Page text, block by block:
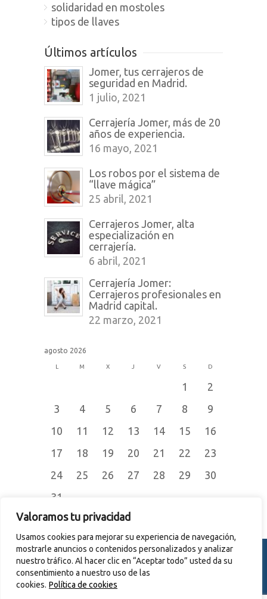
Valoramos tu privacidad
Usamos cookies para mejorar su experiencia de navegación,
mostrarle anuncios o contenidos personalizados y analizar
nuestro tráfico. Al hacer clic en “Aceptar todo” usted da su
consentimiento a nuestro uso de las
cookies. Política de cookies
solidaridad en mostoles
tipos de llaves
Últimos artículos
Jomer, tus cerrajeros de
seguridad en Madrid.
1 julio, 2021
Cerrajería Jomer, más de 20
años de experiencia.
16 mayo, 2021
Los robos por el sistema de
“llave mágica”
25 abril, 2021
Cerrajeros Jomer, alta
especialización en
cerrajería.
6 abril, 2021
Cerrajería Jomer:
Cerrajeros profesionales en
Madrid capital.
22 marzo, 2021
agosto 2026
L M X J V S D
1
2
3
4 5 6 7 8
9
10
11 12 13 14 15
16
17
18 19 20 21 22
23
24
25 26 27 28 29
30
31
« Jul
© 2015CERRAJERÍA JOMER S.L.